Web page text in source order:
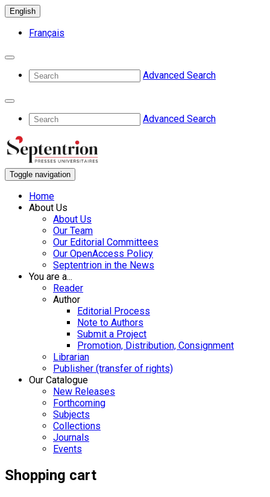
English
Français
Advanced Search
Advanced Search
Toggle navigation
Home
About Us
About Us
Our Team
Our Editorial Committees
Our OpenAccess Policy
Septentrion in the News
You are a...
Reader
Author
Editorial Process
Note to Authors
Submit a Project
Promotion, Distribution, Consignment
Librarian
Publisher (transfer of rights)
Our Catalogue
New Releases
Forthcoming
Subjects
Collections
Journals
Events
Shopping cart